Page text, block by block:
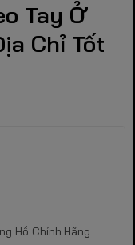
Tay Ở
Chỉ Tốt
Hồ Chính Hãng